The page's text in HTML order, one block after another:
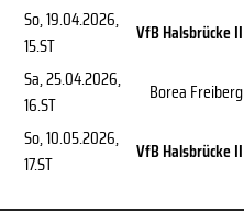
So, 19.04.2026,
15.ST
VfB Halsbrücke II
Sa, 25.04.2026,
16.ST
Borea Freiberg
So, 10.05.2026,
17.ST
VfB Halsbrücke II